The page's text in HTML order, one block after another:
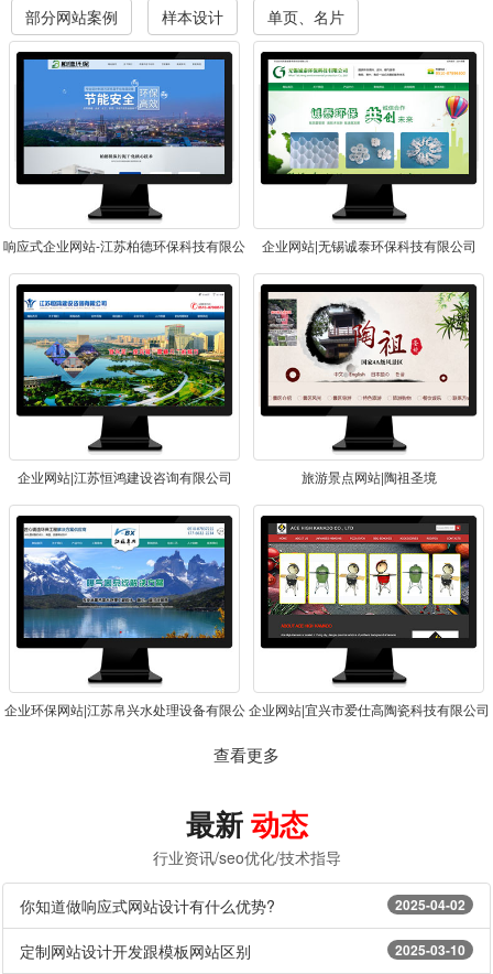
部分网站案例
样本设计 单页、名片
响应式企业网站-江苏柏德环保科技有限公
司
企业网站|无锡诚泰环保科技有限公司
企业网站|江苏恒鸿建设咨询有限公司 旅游景点网站|陶祖圣境
企业环保网站|江苏帛兴水处理设备有限公 企业网站|宜兴市爱仕高陶瓷科技有限公司
查看更多
最新动态
行业资讯/seo优化/技术指导
你知道做响应式网站设计有什么优势? 2025-04-02
定制网站设计开发跟模板网站区别 2025-03-10